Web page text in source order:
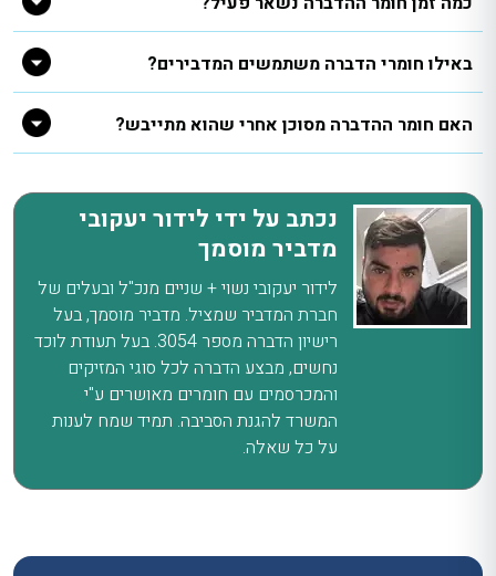
באילו חומרי הדברה משתמשים המדבירים?
האם חומר ההדברה מסוכן אחרי שהוא מתייבש?
נכתב על ידי לידור יעקובי
מדביר מוסמך
לידור יעקובי נשוי + שניים מנכ"ל ובעלים של
חברת המדביר שמציל. מדביר מוסמך, בעל
רישיון הדברה מספר 3054. בעל תעודת לוכד
נחשים, מבצע הדברה לכל סוגי המזיקים
והמכרסמים עם חומרים מאושרים ע"י
המשרד להגנת הסביבה. תמיד שמח לענות
על כל שאלה.